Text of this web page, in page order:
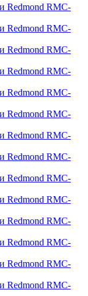
Redmond RMC-
Redmond RMC-
Redmond RMC-
Redmond RMC-
Redmond RMC-
Redmond RMC-
Redmond RMC-
Redmond RMC-
Redmond RMC-
Redmond RMC-
Redmond RMC-
Redmond RMC-
Redmond RMC-
Redmond RMC-